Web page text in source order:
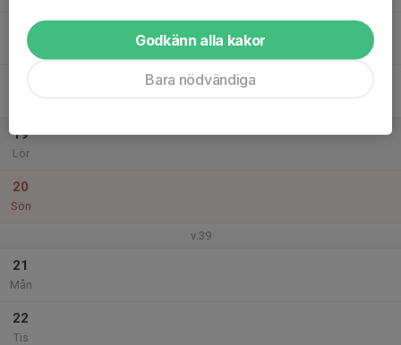
17
Tor
19
Lör
20
Sön
v.39
21
Mån
22
Tis
Godkänn alla kakor
Bara nödvändiga